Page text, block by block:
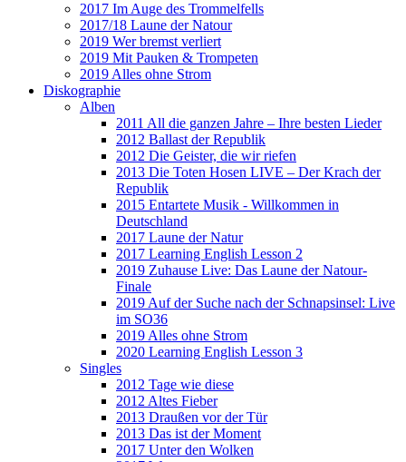
2017 Im Auge des Trommelfells
2017/18 Laune der Natour
2019 Wer bremst verliert
2019 Mit Pauken & Trompeten
2019 Alles ohne Strom
Diskographie
Alben
2011 All die ganzen Jahre – Ihre besten Lieder
2012 Ballast der Republik
2012 Die Geister, die wir riefen
2013 Die Toten Hosen LIVE – Der Krach der
Republik
2015 Entartete Musik - Willkommen in
Deutschland
2017 Laune der Natur
2017 Learning English Lesson 2
2019 Zuhause Live: Das Laune der Natour-
Finale
2019 Auf der Suche nach der Schnapsinsel: Live
im SO36
2019 Alles ohne Strom
2020 Learning English Lesson 3
Singles
2012 Tage wie diese
2012 Altes Fieber
2013 Draußen vor der Tür
2013 Das ist der Moment
2017 Unter den Wolken